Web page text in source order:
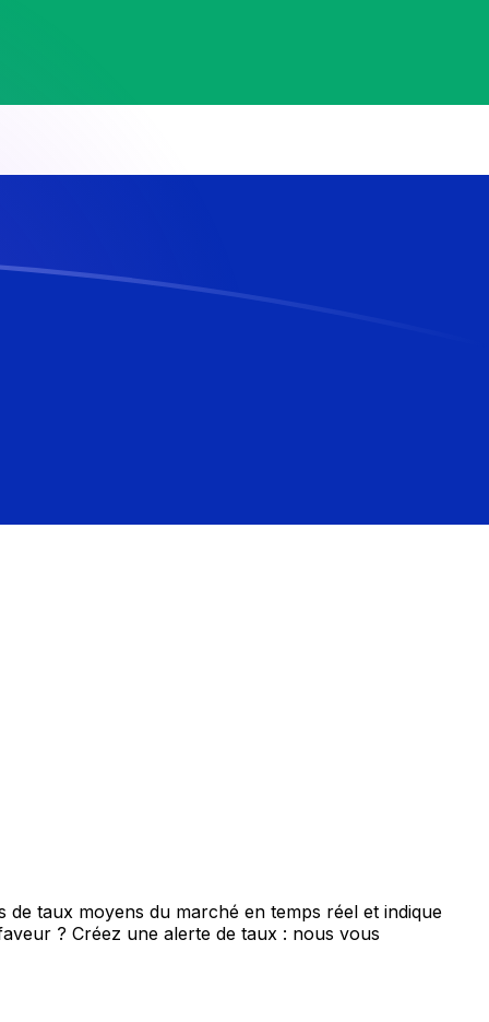
taux moyens du marché en temps réel et indique
? Créez une alerte de taux : nous vous